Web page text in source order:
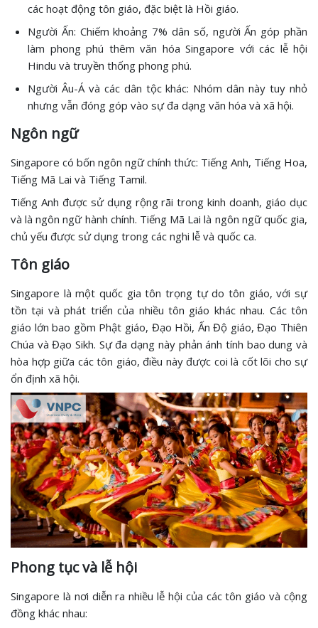
các hoạt động tôn giáo, đặc biệt là Hồi giáo.
Người Ấn: Chiếm khoảng 7% dân số, người Ấn góp phần
làm phong phú thêm văn hóa Singapore với các lễ hội
Hindu và truyền thống phong phú.
Người Âu-Á và các dân tộc khác: Nhóm dân này tuy nhỏ
nhưng vẫn đóng góp vào sự đa dạng văn hóa và xã hội.
Ngôn ngữ
Singapore có bốn ngôn ngữ chính thức: Tiếng Anh, Tiếng Hoa,
Tiếng Mã Lai và Tiếng Tamil.
Tiếng Anh được sử dụng rộng rãi trong kinh doanh, giáo dục
và là ngôn ngữ hành chính. Tiếng Mã Lai là ngôn ngữ quốc gia,
chủ yếu được sử dụng trong các nghi lễ và quốc ca.
Tôn giáo
Singapore là một quốc gia tôn trọng tự do tôn giáo, với sự
tồn tại và phát triển của nhiều tôn giáo khác nhau. Các tôn
giáo lớn bao gồm Phật giáo, Đạo Hồi, Ấn Độ giáo, Đạo Thiên
Chúa và Đạo Sikh. Sự đa dạng này phản ánh tính bao dung và
hòa hợp giữa các tôn giáo, điều này được coi là cốt lõi cho sự
ổn định xã hội.
Phong tục và lễ hội
Singapore là nơi diễn ra nhiều lễ hội của các tôn giáo và cộng
đồng khác nhau: